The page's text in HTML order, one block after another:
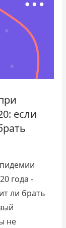
если
года -
ли брать
не